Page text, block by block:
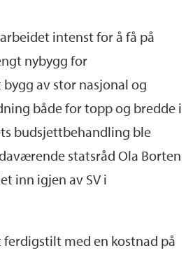
intenst for å få på
nybygg for
av stor nasjonal og
både for topp og bredde i
budsjettbehandling ble
statsråd Ola Borten
inn igjen av SV i
med en kostnad på